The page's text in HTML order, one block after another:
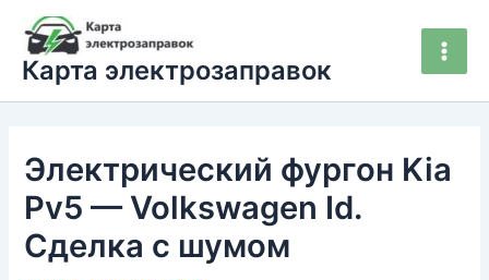
Перейти
содержимому
Карта электрозаправок
Электрический фургон Kia
Pv5 — Volkswagen Id.
Сделка с шумом